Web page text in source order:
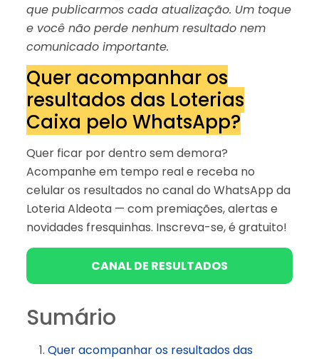
que publicarmos cada atualização. Um toque
e você não perde nenhum resultado nem
comunicado importante.
Quer acompanhar os
resultados das Loterias
Caixa pelo WhatsApp?
Quer ficar por dentro sem demora?
Acompanhe em tempo real e receba no
celular os resultados no canal do WhatsApp da
Loteria Aldeota — com premiações, alertas e
novidades fresquinhas. Inscreva-se, é gratuito!
CANAL DE RESULTADOS
Sumário
Quer acompanhar os resultados das